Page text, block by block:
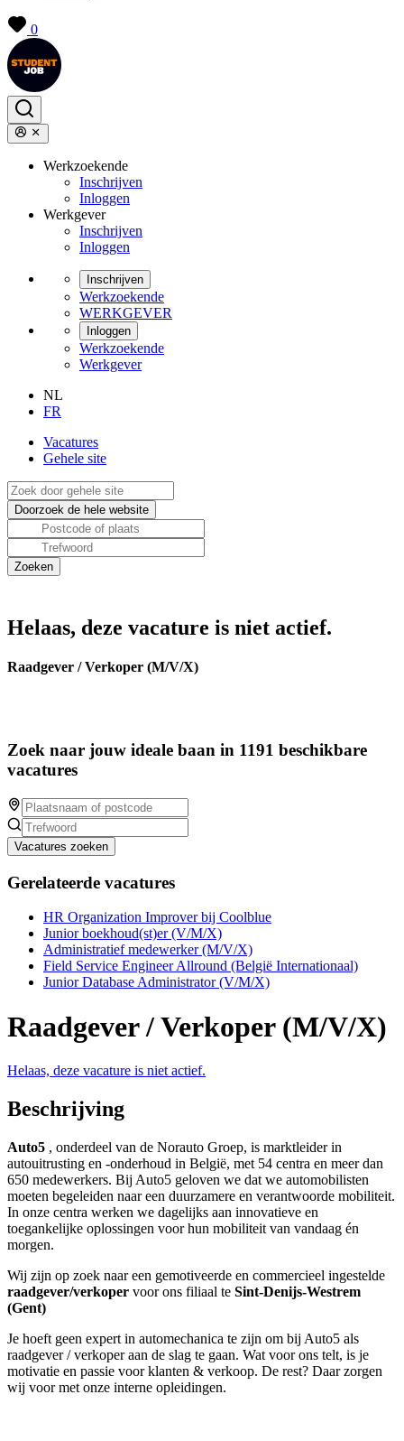
0
Werkzoekende
Inschrijven
Inloggen
Werkgever
Inschrijven
Inloggen
Inschrijven
Werkzoekende
WERKGEVER
Inloggen
Werkzoekende
Werkgever
NL
FR
Vacatures
Gehele site
Helaas, deze vacature is niet actief.
Raadgever / Verkoper (M/V/X)
Zoek naar jouw ideale baan in 1191 beschikbare
vacatures
Vacatures zoeken
Gerelateerde vacatures
HR Organization Improver bij Coolblue
Junior boekhoud(st)er (V/M/X)
Administratief medewerker (M/V/X)
Field Service Engineer Allround (België Internationaal)
Junior Database Administrator (V/M/X)
Raadgever / Verkoper (M/V/X)
Helaas, deze vacature is niet actief.
Beschrijving
Auto5 , onderdeel van de Norauto Groep, is marktleider in
autouitrusting en -onderhoud in België, met 54 centra en meer dan
650 medewerkers. Bij Auto5 geloven we dat we automobilisten
moeten begeleiden naar een duurzamere en verantwoorde mobiliteit.
In onze centra werken we dagelijks aan innovatieve en
toegankelijke oplossingen voor hun mobiliteit van vandaag én
morgen.
Wij zijn op zoek naar een gemotiveerde en commercieel ingestelde
raadgever/verkoper voor ons filiaal te Sint-Denijs-Westrem
(Gent)
Je hoeft geen expert in automechanica te zijn om bij Auto5 als
raadgever / verkoper aan de slag te gaan. Wat voor ons telt, is je
motivatie en passie voor klanten & verkoop. De rest? Daar zorgen
wij voor met onze interne opleidingen.